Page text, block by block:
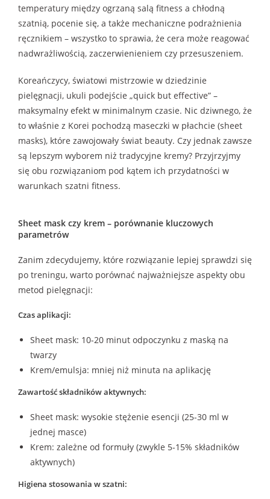
temperatury między ogrzaną salą fitness a chłodną
szatnią, pocenie się, a także mechaniczne podrażnienia
ręcznikiem – wszystko to sprawia, że cera może reagować
nadwrażliwością, zaczerwienieniem czy przesuszeniem.
Koreańczycy, światowi mistrzowie w dziedzinie
pielęgnacji, ukuli podejście „quick but effective” –
maksymalny efekt w minimalnym czasie. Nic dziwnego, że
to właśnie z Korei pochodzą maseczki w płachcie (sheet
masks), które zawojowały świat beauty. Czy jednak zawsze
są lepszym wyborem niż tradycyjne kremy? Przyjrzyjmy
się obu rozwiązaniom pod kątem ich przydatności w
warunkach szatni fitness.
Sheet mask czy krem – porównanie kluczowych
parametrów
Zanim zdecydujemy, które rozwiązanie lepiej sprawdzi się
po treningu, warto porównać najważniejsze aspekty obu
metod pielęgnacji:
Czas aplikacji:
Sheet mask: 10-20 minut odpoczynku z maską na
twarzy
Krem/emulsja: mniej niż minuta na aplikację
Zawartość składników aktywnych:
Sheet mask: wysokie stężenie esencji (25-30 ml w
jednej masce)
Krem: zależne od formuły (zwykle 5-15% składników
aktywnych)
Higiena stosowania w szatni: